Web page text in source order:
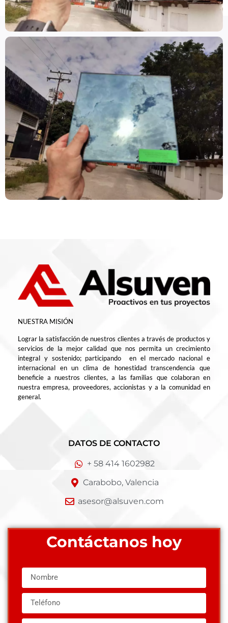
NUESTRA MISIÓN
Lograr la satisfacción de nuestros clientes a través de productos y
servicios de la mejor calidad que nos permita un crecimiento
integral y sostenido; participando en el mercado nacional e
internacional en un clima de honestidad transcendencia que
beneficie a nuestros clientes, a las familias que colaboran en
nuestra empresa, proveedores, accionistas y a la comunidad en
general.
DATOS DE CONTACTO
+ 58 414 1602982
Carabobo, Valencia
asesor@alsuven.com
Contáctanos hoy